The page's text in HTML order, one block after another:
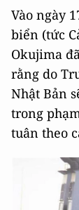
Vào ngày
biển (tức
Okujima
rằng do
Nhật Bản
trong
tuân theo